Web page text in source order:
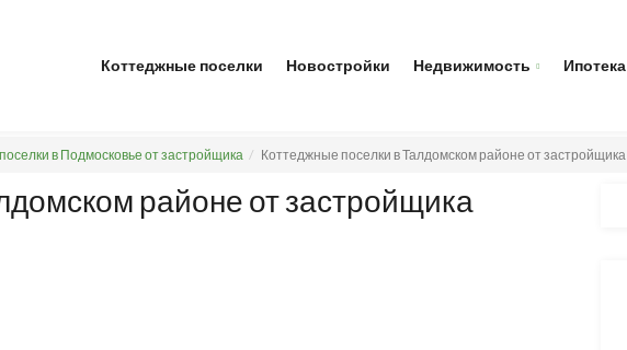
Коттеджные поселки Новостройки Недвижимость Ипотека
в Подмосковье от застройщика Коттеджные поселки в Талдомском районе от застройщика
районе от застройщика